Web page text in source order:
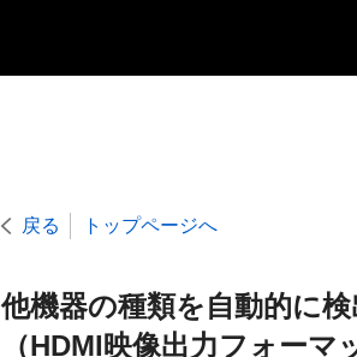
戻る トップページへ
他機器の種類を自動的に
（HDMI映像出力フォーマ